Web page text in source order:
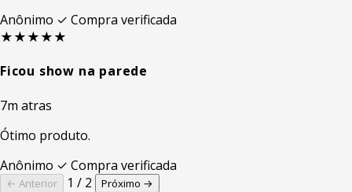
Anônimo ✓ Compra verificada
★★★★★
Ficou show na parede
7m atras
Ótimo produto.
Anônimo ✓ Compra verificada
← Anterior 1 / 2 Próximo →